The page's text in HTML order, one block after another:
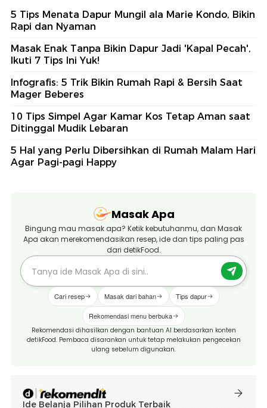
5 Tips Menata Dapur Mungil ala Marie Kondo, Bikin
Rapi dan Nyaman
Masak Enak Tanpa Bikin Dapur Jadi 'Kapal Pecah',
Ikuti 7 Tips Ini Yuk!
Infografis: 5 Trik Bikin Rumah Rapi & Bersih Saat
Mager Beberes
10 Tips Simpel Agar Kamar Kos Tetap Aman saat
Ditinggal Mudik Lebaran
5 Hal yang Perlu Dibersihkan di Rumah Malam Hari
Agar Pagi-pagi Happy
Masak Apa
Bingung mau masak apa? Ketik kebutuhanmu, dan Masak
Apa akan merekomendasikan resep, ide dan tips paling pas
dari detikFood.
Cari resep Masak dari bahan Tips dapur
Rekomendasi menu berbuka
Rekomendasi dihasilkan dengan bantuan AI berdasarkan konten
detikFood. Pembaca disarankan untuk tetap melakukan pengecekan
ulang sebelum digunakan.